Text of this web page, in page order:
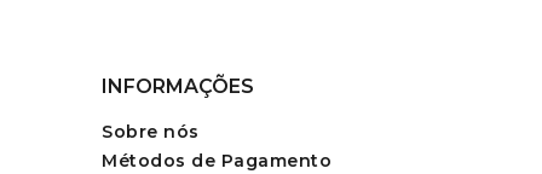
INFORMAÇÕES
Sobre nós
Métodos de Pagamento